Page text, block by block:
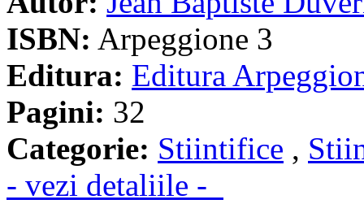
ISBN: Arpeggione 3
Editura: Editura
Pagini: 32
Categorie: Stiintifice ,
- vezi detaliile -